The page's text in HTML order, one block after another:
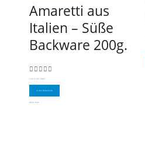
Amaretti aus
Italien – Süße
Backware 200g.
0out of 5
2,99 € inkl. MwSt.
In den Warenkorb
Quick View